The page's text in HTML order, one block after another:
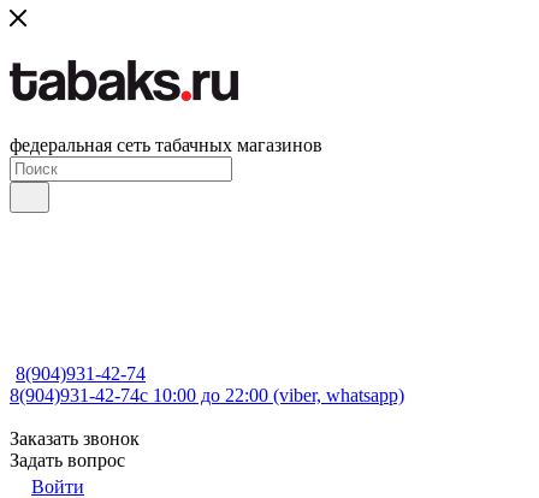
федеральная сеть табачных магазинов
8(904)931-42-74
8(904)931-42-74с 10:00 до 22:00 (viber, whatsapp)
Заказать звонок
Задать вопрос
Войти